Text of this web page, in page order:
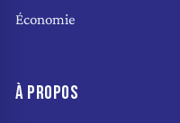
Économie
À PROPOS